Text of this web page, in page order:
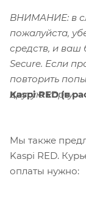
ВНИМАНИЕ: в
пожалуйста,
средств, и ваш
Secure. Если
повторить
другую карту.
Kaspi RED (в
Мы также
Kaspi RED.
оплаты нужно: